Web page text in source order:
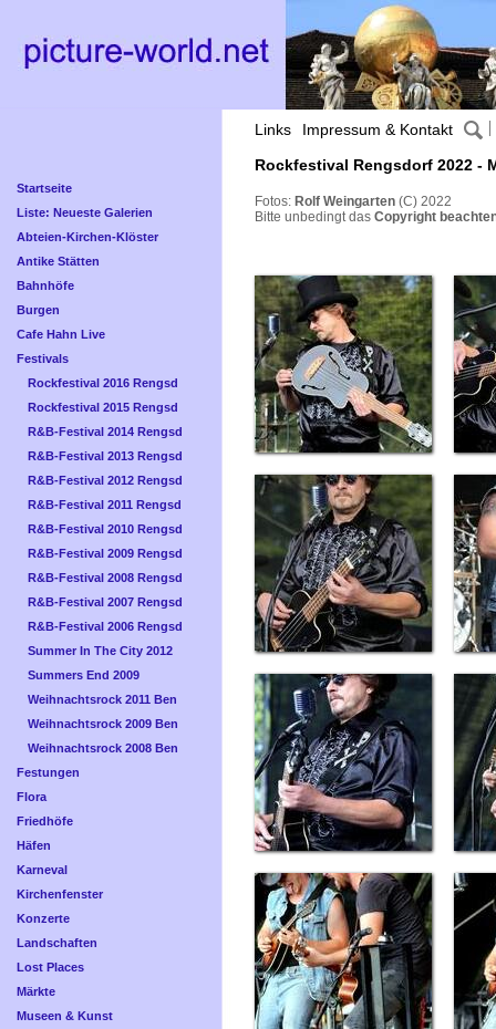
Links Impressum & Kontakt
Startseite
Liste: Neueste Galerien
Abteien-Kirchen-Klöster
Antike Stätten
Bahnhöfe
Burgen
Cafe Hahn Live
Festivals
Rockfestival 2016 Rengsd
Rockfestival 2015 Rengsd
R&B-Festival 2014 Rengsd
R&B-Festival 2013 Rengsd
R&B-Festival 2012 Rengsd
R&B-Festival 2011 Rengsd
R&B-Festival 2010 Rengsd
R&B-Festival 2009 Rengsd
R&B-Festival 2008 Rengsd
R&B-Festival 2007 Rengsd
R&B-Festival 2006 Rengsd
Summer In The City 2012
Summers End 2009
Weihnachtsrock 2011 Ben
Weihnachtsrock 2009 Ben
Weihnachtsrock 2008 Ben
Festungen
Flora
Friedhöfe
Häfen
Karneval
Kirchenfenster
Konzerte
Landschaften
Lost Places
Märkte
Museen & Kunst
Rockfestival Rengsdorf 2022 -
Fotos: Rolf Weingarten (C) 2022
Bitte unbedingt das Copyright